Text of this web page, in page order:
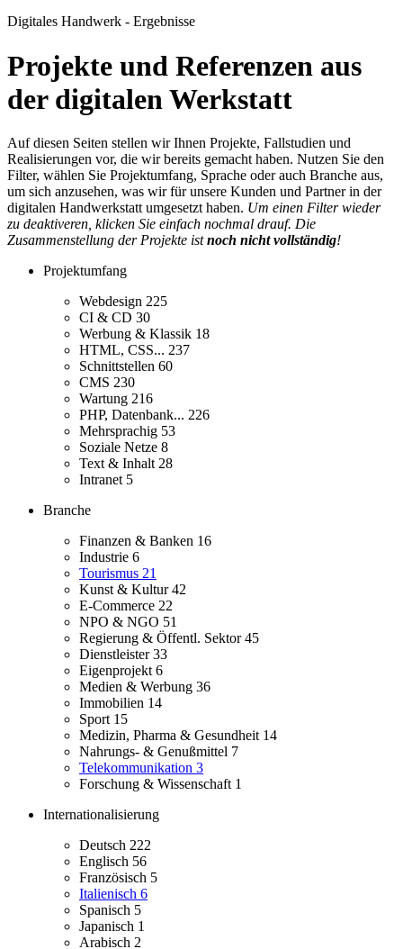
Digitales Handwerk - Ergebnisse
Projekte und Referenzen aus
der digitalen Werkstatt
Auf diesen Seiten stellen wir Ihnen Projekte, Fallstudien und
Realisierungen vor, die wir bereits gemacht haben. Nutzen Sie den
Filter, wählen Sie Projektumfang, Sprache oder auch Branche aus,
um sich anzusehen, was wir für unsere Kunden und Partner in der
digitalen Handwerkstatt umgesetzt haben. Um einen Filter wieder
zu deaktiveren, klicken Sie einfach nochmal drauf. Die
Zusammenstellung der Projekte istnoch nicht vollständig!
Projektumfang
Webdesign 225
CI & CD 30
Werbung & Klassik 18
HTML, CSS... 237
Schnittstellen 60
CMS 230
Wartung 216
PHP, Datenbank... 226
Mehrsprachig 53
Soziale Netze 8
Text & Inhalt 28
Intranet 5
Branche
Finanzen & Banken 16
Industrie 6
Tourismus 21
Kunst & Kultur42
E-Commerce 22
NPO & NGO 51
Regierung & Öffentl. Sektor45
Dienstleister33
Eigenprojekt 6
Medien & Werbung 36
Immobilien 14
Sport 15
Medizin, Pharma & Gesundheit 14
Nahrungs- & Genußmittel 7
Telekommunikation 3
Forschung & Wissenschaft 1
Internationalisierung
Deutsch 222
Englisch 56
Französisch 5
Italienisch 6
Spanisch 5
Japanisch 1
Arabisch 2